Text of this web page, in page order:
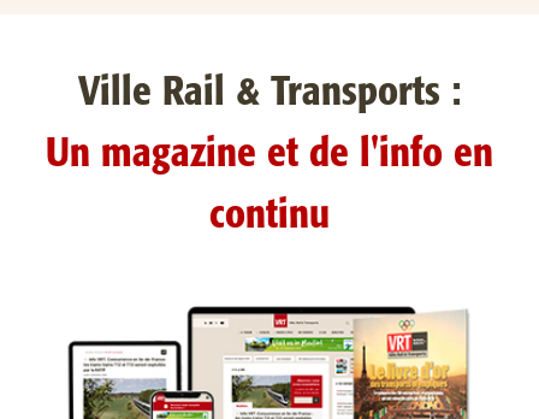
Ville Rail & Transports :
Un magazine et de l'info en
continu